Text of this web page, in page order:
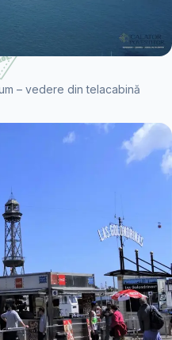
– vedere din telacabină